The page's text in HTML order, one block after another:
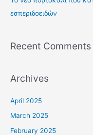
:
εσπεριδοειδών
Recent Comments
Archives
April 2025
March 2025
February 2025